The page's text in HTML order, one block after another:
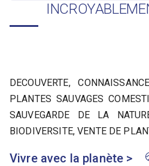
DECOUVERTE,
PLANTES SAUVAGES
SAUVEGARDE DE LA
BIODIVERSITE, VENTE DE
Vivre avec la planète >